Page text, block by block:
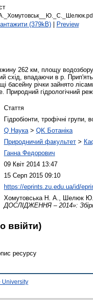
(379kB)| Preview
262 км, площу водозбору
схід, впадаючи в р.
басейну річки зайнято
Природний гідрологічний
Стаття
Гідробіонти, трофічні групи,
Q Наука > QK Ботаніка
Природничий факультет >
Ганна Федорович
09 Квіт 2014 13:47
15 Серп 2015 09:10
https://eprints.zu.edu.ua/id/
Хомутовська Н. А. Шелюк
ДОСЛІДЖЕННЯ – 2014»:
ввійти)
ресурсу
University